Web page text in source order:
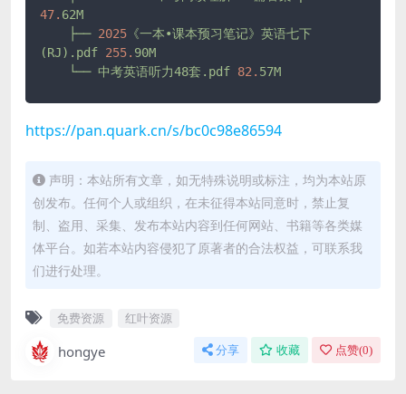
47. 62M
├── 2025 《一本•课本预习笔记》英语七下
(RJ).pdf 255. 90M
└── 中考英语听力48套.pdf 82. 57M
https://pan.quark.cn/s/bc0c98e86594
声明：本站所有文章，如无特殊说明或标注，均为本站原
创发布。任何个人或组织，在未征得本站同意时，禁止复
制、盗用、采集、发布本站内容到任何网站、书籍等各类媒
体平台。如若本站内容侵犯了原著者的合法权益，可联系我
们进行处理。
免费资源 红叶资源
hongye 分享 收藏 点赞(0)